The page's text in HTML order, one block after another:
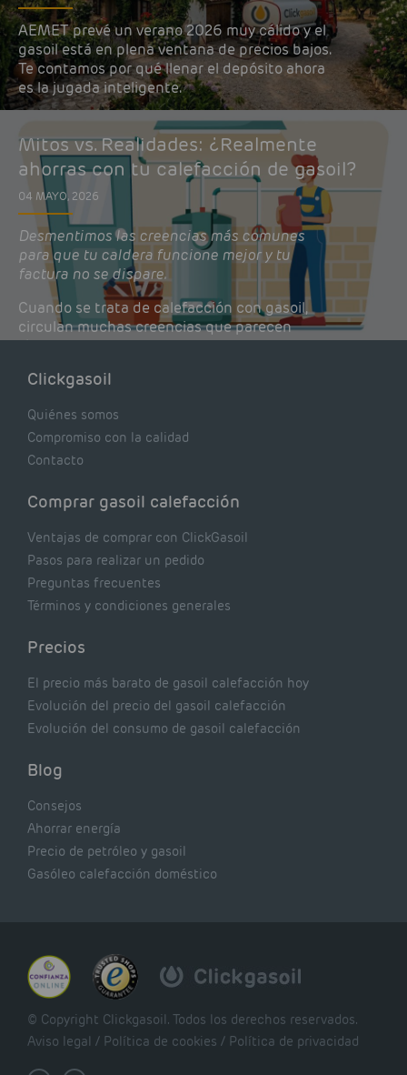
AEMET prevé un verano 2026 muy cálido y el
gasoil está en plena ventana de precios bajos.
Te contamos por qué llenar el depósito ahora
es la jugada inteligente.
Mitos vs. Realidades: ¿Realmente
ahorras con tu calefacción de gasoil?
04 MAYO, 2026
Desmentimos las creencias más comunes
para que tu caldera funcione mejor y tu
factura no se dispare.
Cuando se trata de calefacción con gasoil,
circulan muchas creencias que parecen
lógicas pero que, en realidad, pueden estar
de tu caldera. Pocas se contrastan con lo que
Clickgasoil
Quiénes somos
Compromiso con la calidad
Contacto
Comprar gasoil calefacción
Ventajas de comprar con ClickGasoil
Pasos para realizar un pedido
Preguntas frecuentes
Términos y condiciones generales
Precios
El precio más barato de gasoil calefacción hoy
Evolución del precio del gasoil calefacción
Evolución del consumo de gasoil calefacción
Blog
Consejos
Ahorrar energía
Precio de petróleo y gasoil
Gasóleo calefacción doméstico
© Copyright Clickgasoil. Todos los derechos reservados.
Aviso legal / Política de cookies / Política de privacidad